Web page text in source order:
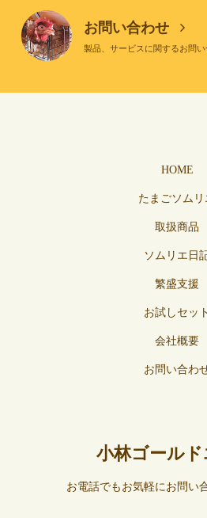
お問い合わせ
製品、サービスに関するお問い
HOME
たまごソムリ
取扱商品
ソムリエ日
繁盛支援
お試しセット
会社概要
お問い合わ
小林ゴール
お電話でもお気軽にお問い